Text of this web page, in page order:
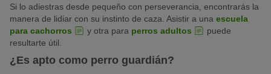
Si lo adiestras desde pequeño con perseverancia, encontrarás la
manera de lidiar con su instinto de caza. Asistir a una escuela
para cachorros
y otra para perros adultos
puede
resultarte útil.
¿Es apto como perro guardián?